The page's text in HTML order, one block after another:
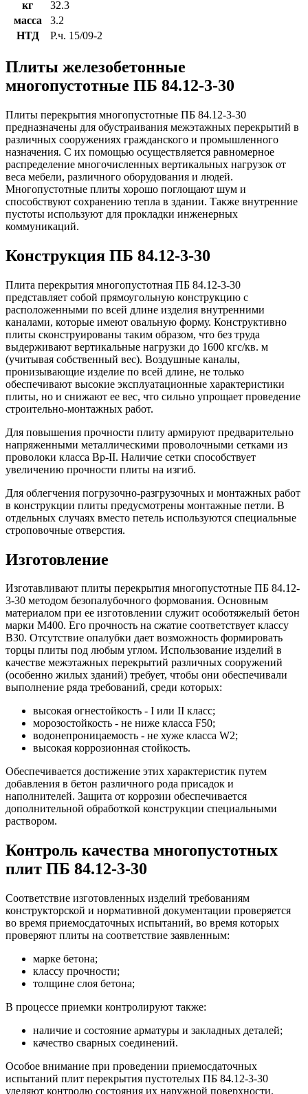
кг
32.3
масса
3.2
НТД
Р.ч. 15/09-2
Плиты железобетонные
многопустотные ПБ 84.12-3-30
Плиты перекрытия многопустотные ПБ 84.12-3-30
предназначены для обустраивания межэтажных перекрытий в
различных сооружениях гражданского и промышленного
назначения. С их помощью осуществляется равномерное
распределение многочисленных вертикальных нагрузок от
веса мебели, различного оборудования и людей.
Многопустотные плиты хорошо поглощают шум и
способствуют сохранению тепла в здании. Также внутренние
пустоты используют для прокладки инженерных
коммуникаций.
Конструкция ПБ 84.12-3-30
Плита перекрытия многопустотная ПБ 84.12-3-30
представляет собой прямоугольную конструкцию с
расположенными по всей длине изделия внутренними
каналами, которые имеют овальную форму. Конструктивно
плиты сконструированы таким образом, что без труда
выдерживают вертикальные нагрузки до 1600 кгс/кв. м
(учитывая собственный вес). Воздушные каналы,
пронизывающие изделие по всей длине, не только
обеспечивают высокие эксплуатационные характеристики
плиты, но и снижают ее вес, что сильно упрощает проведение
строительно-монтажных работ.
Для повышения прочности плиту армируют предварительно
напряженными металлическими проволочными сетками из
проволоки класса Вр-II. Наличие сетки способствует
увеличению прочности плиты на изгиб.
Для облегчения погрузочно-разгрузочных и монтажных работ
в конструкции плиты предусмотрены монтажные петли. В
отдельных случаях вместо петель используются специальные
строповочные отверстия.
Изготовление
Изготавливают плиты перекрытия многопустотные ПБ 84.12-
3-30 методом безопалубочного формования. Основным
материалом при ее изготовлении служит особотяжелый бетон
марки М400. Его прочность на сжатие соответствует классу
В30. Отсутствие опалубки дает возможность формировать
торцы плиты под любым углом. Использование изделий в
качестве межэтажных перекрытий различных сооружений
(особенно жилых зданий) требует, чтобы они обеспечивали
выполнение ряда требований, среди которых:
высокая огнестойкость - I или II класс;
морозостойкость - не ниже класса F50;
водонепроницаемость - не хуже класса W2;
высокая коррозионная стойкость.
Обеспечивается достижение этих характеристик путем
добавления в бетон различного рода присадок и
наполнителей. Защита от коррозии обеспечивается
дополнительной обработкой конструкции специальными
раствором.
Контроль качества многопустотных
плит ПБ 84.12-3-30
Соответствие изготовленных изделий требованиям
конструкторской и нормативной документации проверяется
во время приемосдаточных испытаний, во время которых
проверяют плиты на соответствие заявленным:
марке бетона;
классу прочности;
толщине слоя бетона;
В процессе приемки контролируют также:
наличие и состояние арматуры и закладных деталей;
качество сварных соединений.
Особое внимание при проведении приемосдаточных
испытаний плит перекрытия пустотелых ПБ 84.12-3-30
уделяют контролю состояния их наружной поверхности.